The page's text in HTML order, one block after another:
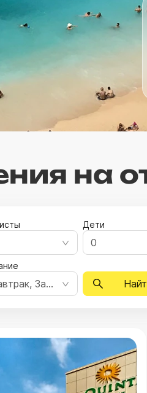
на
Дети
0
Завтрак, Завтрак, ужин, Полный пансион, Все включено, Ультра все включено